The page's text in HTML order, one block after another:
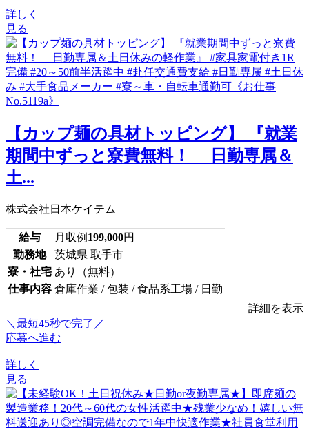
詳しく
見る
【カップ麺の具材トッピング】 『就業
期間中ずっと寮費無料！ 日勤専属＆
土...
株式会社日本ケイテム
給与 月収例 199,000円
勤務地
茨城県 取手市
寮・社宅 あり（無料）
仕事内容 倉庫作業 / 包装 / 食品系工場 / 日勤
詳細を表示
＼最短45秒で完了／
応募へ進む
詳しく
見る